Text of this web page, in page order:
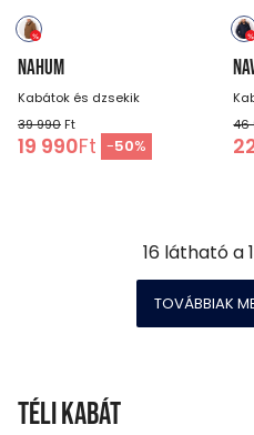
NAHUM
Kabátok és dzsekik
39 990 Ft
19 990Ft -50%
46
16 látható a
TOVÁBBIAK
Téli kabát